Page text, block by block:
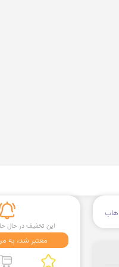
هاب
این تخفیف در حال
معتبر شد، به